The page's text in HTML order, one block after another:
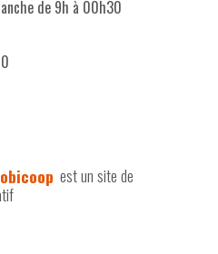
de 9h à 00h30
est un site de